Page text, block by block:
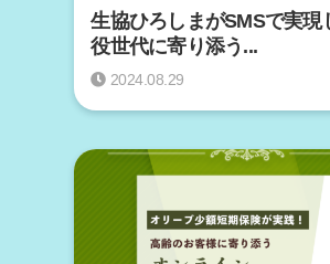
生協ひろしまがSMSで実現
役世代に寄り添う...
2024.08.29